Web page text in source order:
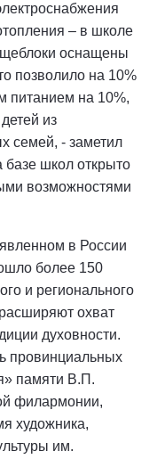
– в школе
оснащены
позволило на 10%
питанием на 10%,
из
семей, - заметил
школ открыто
возможностями
в России
более 150
и регионального
охват
духовности.
провинциальных
памяти В.П.
филармонии,
художника,
им.